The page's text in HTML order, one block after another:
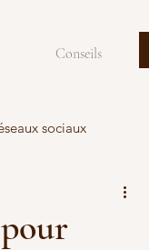
Conseils
sociaux